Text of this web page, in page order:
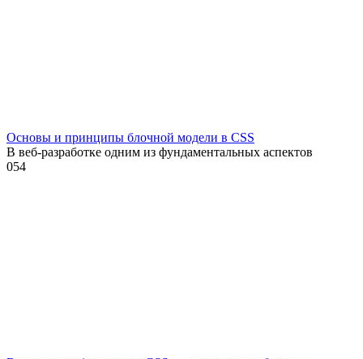
Основы и принципы блочной модели в CSS
В веб-разработке одним из фундаментальных аспектов
054